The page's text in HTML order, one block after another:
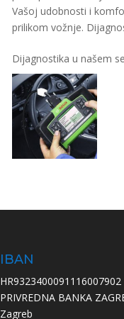
Vašoj udobnosti i
prilikom vožnje.
Dijagnostika u našem
IBAN
HR9323400091116007902
PRIVREDNA BANKA
Zagreb